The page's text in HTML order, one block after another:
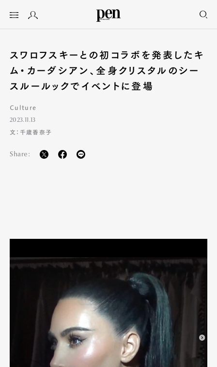
スワロフスキーとの初コラボを発表したキ
ム・カーダシアン、全身クリスタルのシー
スルールックでイベントに登場
Culture
2023.11.13
文：千歳香奈子
Share: